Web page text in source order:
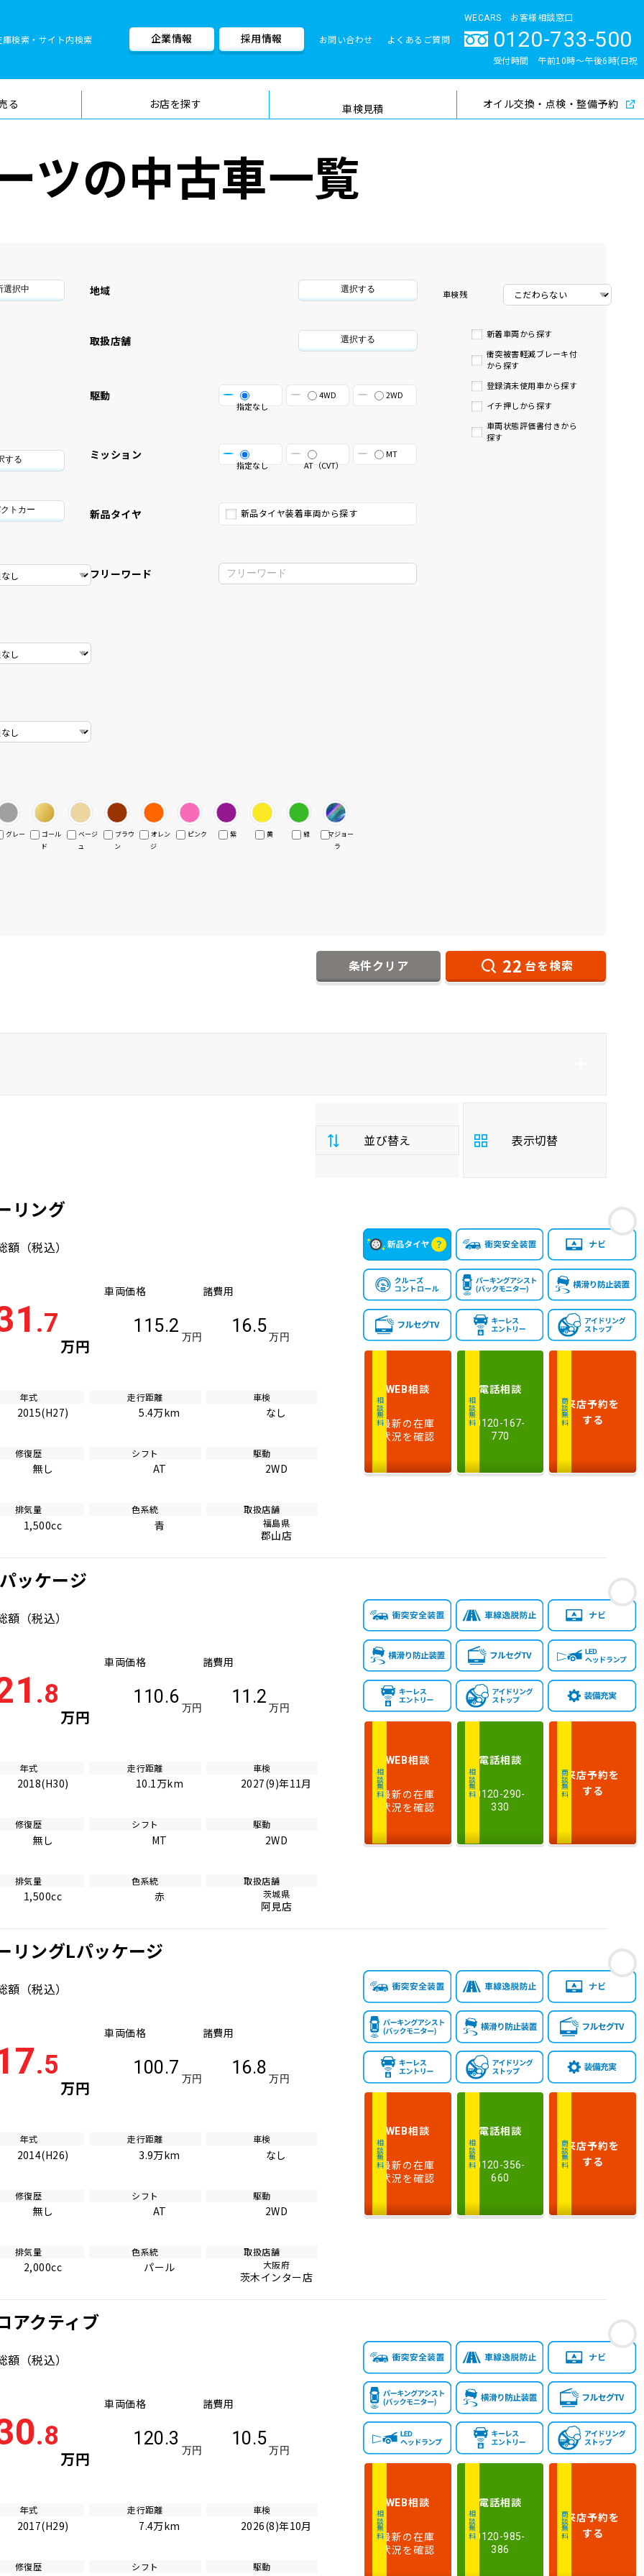
庫検索・サイト内検索
検索
企業情報 採用情報 お問い合わせ よくあるご質問
WECARS お客様相談窓口
0120-733-500
受付時間 午前10時〜午後6時(日祝
る お店を探す 車検見積
車検料金・メニュー 品質管理とサポート体制
オイル交換・点検・整備予約
ツの中古車一覧
選択中
する
トカー
地域 選択する
取扱店舗 選択する
駆動
指定なし
4WD 2WD
ミッション
指定なし AT（CVT）
MT
新品タイヤ 新品タイヤ装着車両から探す
フリーワード
車検残
新着車両から探す
衝突被害軽減ブレーキ付
から探す
登録済未使用車から探す
イチ押しから探す
車両状態評価書付きから
探す
グレー
ゴール
ド
ベージ
ュ
ブラウ
ン
オレン
ジ
ピンク 紫 黄 緑
マジョー
ラ
条件クリア 22 台を検索
並び替え
払
総
安い順 高い順
年
式
新しい順 古い順
走
行
少ない順 多い順
気
量
大きい順 小さい順
検
多い順 少ない順
表示切替
お
リング
額 （税込）
.7
万円
車両価格
115.2
万円
諸費用
16.5
万円
年式
2015(H27)
走行距離
5.4万km
車検
なし
修復歴
無し
シフト
AT
駆動
2WD
排気量
1,500cc
色系統
青
取扱店舗
福島県
郡山店
相談無料
WEB相談
最新の在庫
状況を確認
相談無料
電話相談
0120-167-
770
商談無料来店予約を
する
お
ッケージ
額 （税込）
.8
万円
車両価格
110.6
万円
諸費用
11.2
万円
年式
2018(H30)
走行距離
10.1万km
車検
2027(9)年11月
修復歴
無し
シフト
MT
駆動
2WD
排気量
1,500cc
色系統
赤
取扱店舗
茨城県
阿見店
相談無料
WEB相談
最新の在庫
状況を確認
相談無料
電話相談
0120-290-
330
商談無料来店予約を
する
お
リングLパッケージ
額 （税込）
.5
万円
車両価格
100.7
万円
諸費用
16.8
万円
年式
2014(H26)
走行距離
3.9万km
車検
なし
修復歴
無し
シフト
AT
駆動
2WD
排気量
2,000cc
色系統
パール
取扱店舗
大阪府
茨木インター店
相談無料
WEB相談
最新の在庫
状況を確認
相談無料
電話相談
0120-356-
660
商談無料来店予約を
する
お
アクティブ
額 （税込）
.8
万円
車両価格
120.3
万円
諸費用
10.5
万円
年式
2017(H29)
走行距離
7.4万km
車検
2026(8)年10月
修復歴 シフト 駆動
相談無料
WEB相談
最新の在庫
状況を確認
相談無料
電話相談
0120-985-
386
商談無料来店予約を
する